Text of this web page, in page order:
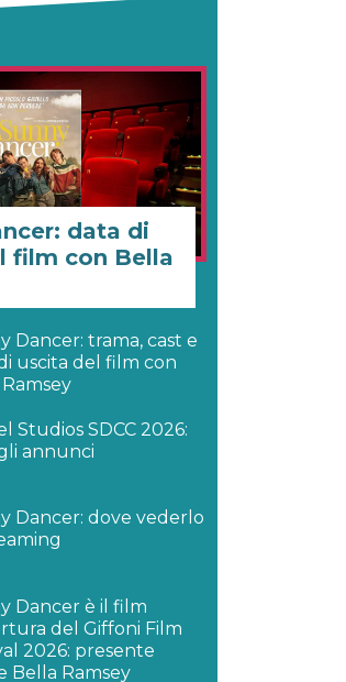
data di
film con Bella
Dancer: trama, cast e
uscita del film con
Studios SDCC 2026:
annunci
Dancer: dove vederlo
Dancer è il film
del Giffoni Film
2026: presente
Bella Ramsey